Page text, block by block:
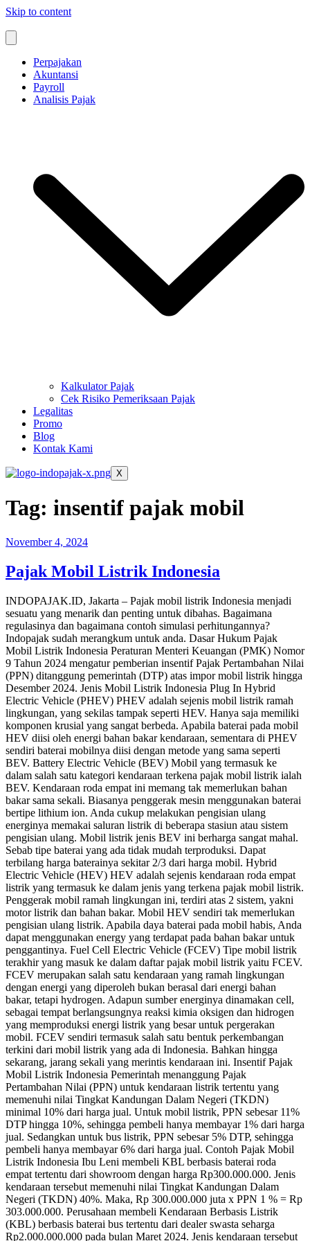
Skip to content
Perpajakan
Akuntansi
Payroll
Analisis Pajak
Kalkulator Pajak
Cek Risiko Pemeriksaan Pajak
Legalitas
Promo
Blog
Kontak Kami
X
Tag: insentif pajak mobil
November 4, 2024
Pajak Mobil Listrik Indonesia
INDOPAJAK.ID, Jakarta – Pajak mobil listrik Indonesia menjadi
sesuatu yang menarik dan penting untuk dibahas. Bagaimana
regulasinya dan bagaimana contoh simulasi perhitungannya?
Indopajak sudah merangkum untuk anda. Dasar Hukum Pajak
Mobil Listrik Indonesia Peraturan Menteri Keuangan (PMK) Nomor
9 Tahun 2024 mengatur pemberian insentif Pajak Pertambahan Nilai
(PPN) ditanggung pemerintah (DTP) atas impor mobil listrik hingga
Desember 2024. Jenis Mobil Listrik Indonesia Plug In Hybrid
Electric Vehicle (PHEV) PHEV adalah sejenis mobil listrik ramah
lingkungan, yang sekilas tampak seperti HEV. Hanya saja memiliki
komponen krusial yang sangat berbeda. Apabila baterai pada mobil
HEV diisi oleh energi bahan bakar kendaraan, sementara di PHEV
sendiri baterai mobilnya diisi dengan metode yang sama seperti
BEV. Battery Electric Vehicle (BEV) Mobil yang termasuk ke
dalam salah satu kategori kendaraan terkena pajak mobil listrik ialah
BEV. Kendaraan roda empat ini memang tak memerlukan bahan
bakar sama sekali. Biasanya penggerak mesin menggunakan baterai
bertipe lithium ion. Anda cukup melakukan pengisian ulang
energinya memakai saluran listrik di beberapa stasiun atau sistem
pengisian ulang. Mobil listrik jenis BEV ini berharga sangat mahal.
Sebab tipe baterai yang ada tidak mudah terproduksi. Dapat
terbilang harga baterainya sekitar 2/3 dari harga mobil. Hybrid
Electric Vehicle (HEV) HEV adalah sejenis kendaraan roda empat
listrik yang termasuk ke dalam jenis yang terkena pajak mobil listrik.
Penggerak mobil ramah lingkungan ini, terdiri atas 2 sistem, yakni
motor listrik dan bahan bakar. Mobil HEV sendiri tak memerlukan
pengisian ulang listrik. Apabila daya baterai pada mobil habis, Anda
dapat menggunakan energy yang terdapat pada bahan bakar untuk
penggantinya. Fuel Cell Electric Vehicle (FCEV) Tipe mobil listrik
terakhir yang masuk ke dalam daftar pajak mobil listrik yaitu FCEV.
FCEV merupakan salah satu kendaraan yang ramah lingkungan
dengan energi yang diperoleh bukan berasal dari energi bahan
bakar, tetapi hydrogen. Adapun sumber energinya dinamakan cell,
sebagai tempat berlangsungnya reaksi kimia oksigen dan hidrogen
yang memproduksi energi listrik yang besar untuk pergerakan
mobil. FCEV sendiri termasuk salah satu bentuk perkembangan
terkini dari mobil listrik yang ada di Indonesia. Bahkan hingga
sekarang, jarang sekali yang merintis kendaraan ini. Insentif Pajak
Mobil Listrik Indonesia Pemerintah menanggung Pajak
Pertambahan Nilai (PPN) untuk kendaraan listrik tertentu yang
memenuhi nilai Tingkat Kandungan Dalam Negeri (TKDN)
minimal 10% dari harga jual. Untuk mobil listrik, PPN sebesar 11%
DTP hingga 10%, sehingga pembeli hanya membayar 1% dari harga
jual. Sedangkan untuk bus listrik, PPN sebesar 5% DTP, sehingga
pembeli hanya membayar 6% dari harga jual. Contoh Pajak Mobil
Listrik Indonesia Ibu Leni membeli KBL berbasis baterai roda
empat tertentu dari showroom dengan harga Rp300.000.000. Jenis
kendaraan tersebut memenuhi nilai Tingkat Kandungan Dalam
Negeri (TKDN) 40%. Maka, Rp 300.000.000 juta x PPN 1 % = Rp
303.000.000. Perusahaan membeli Kendaraan Berbasis Listrik
(KBL) berbasis baterai bus tertentu dari dealer swasta seharga
Rp2.000.000.000 pada bulan Maret 2024. Jenis kendaraan tersebut